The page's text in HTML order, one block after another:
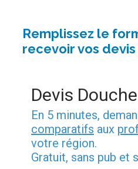
Remplissez le
recevoir vos
Devis
En 5 minutes,
comparatifs aux
votre région.
Gratuit, sans pub et